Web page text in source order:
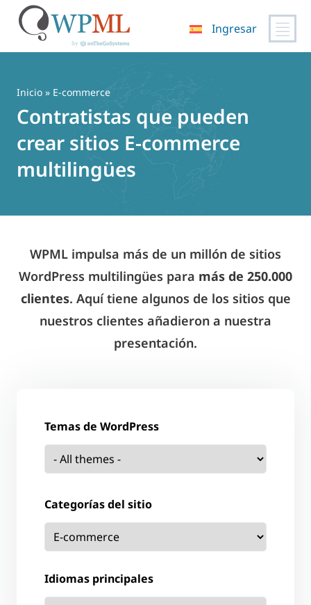
contenido
Ingresar
Inicio » E-commerce
Contratistas que pueden
crear sitios E-commerce
multilingües
WPML impulsa más de un millón de sitios
WordPress multilingües para más de 250.000
clientes. Aquí tiene algunos de los sitios que
nuestros clientes añadieron a nuestra
presentación.
Temas de WordPress
Categorías del sitio
Idiomas principales